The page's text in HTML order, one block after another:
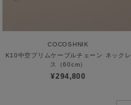
COCOSHNIK
K10中空プリムケーブルチェーン ネックレ
ス（60cm）
¥294,800